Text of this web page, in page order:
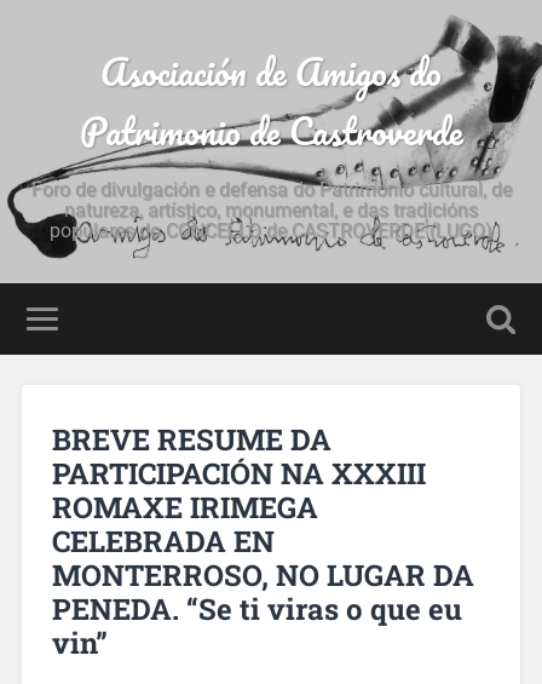
Asociación de Amigos do
Patrimonio de Castroverde
Foro de divulgación e defensa do Patrimonio cultural, de
natureza, artístico, monumental, e das tradicións
populares do CONCELLO de CASTROVERDE (LUGO)
BREVE RESUME DA
PARTICIPACIÓN NA XXXIII
ROMAXE IRIMEGA
CELEBRADA EN
MONTERROSO, NO LUGAR DA
PENEDA. “Se ti viras o que eu
vin”